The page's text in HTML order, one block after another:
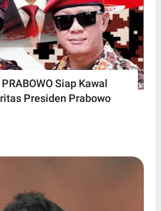
Siap Kawal
Presiden Prabowo